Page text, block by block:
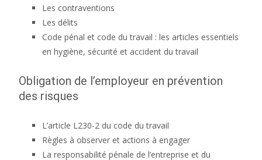
Les contraventions
Les délits
Code pénal et code du travail : les articles essentiels
en hygiène, sécurité et accident du travail
Obligation de l’employeur en prévention
des risques
L’article L230-2 du code du travail
Règles à observer et actions à engager
La responsabilité pénale de l’entreprise et du